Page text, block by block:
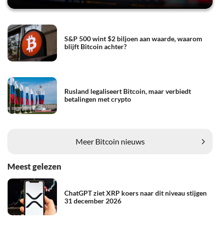
S&P 500 wint $2 biljoen aan waarde, waarom
blijft Bitcoin achter?
Rusland legaliseert Bitcoin, maar verbiedt
betalingen met crypto
Meer Bitcoin nieuws
Meest gelezen
ChatGPT ziet XRP koers naar dit niveau stijgen
31 december 2026